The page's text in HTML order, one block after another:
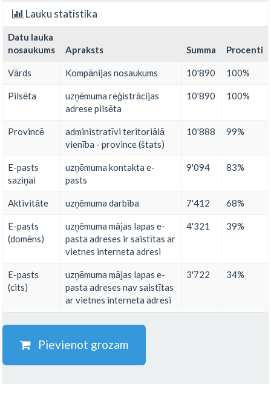
Lauku statistika
Datu lauka
nosaukums
Apraksts Summa Procenti
Vārds Kompānijas nosaukums 10'890 100%
Pilsēta
uzņēmuma reģistrācijas
adrese pilsēta
10'890 100%
Provincē
administratīvi teritoriālā
vienība - province (štats)
10'888 99%
E-pasts
saziņai
uzņēmuma kontakta e-
pasts
9'094 83%
Aktivitāte uzņēmuma darbība 7'412 68%
E-pasts
(domēns)
uzņēmuma mājas lapas e-
pasta adreses ir saistītas ar
vietnes interneta adresi
4'321 39%
E-pasts
(cits)
uzņēmuma mājas lapas e-
pasta adreses nav saistītas
ar vietnes interneta adresi
3'722 34%
Pievienot grozam